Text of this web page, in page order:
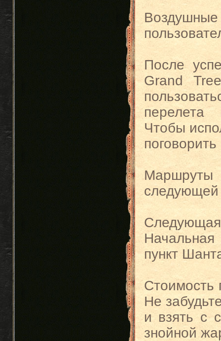
После
Grand
перелета
Чтобы
следующей
Следующая
Начальная
пункт
Стоимость
Не
и взять с
знойной